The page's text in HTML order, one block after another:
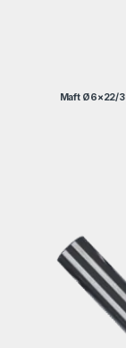
Maft Ø6×22/